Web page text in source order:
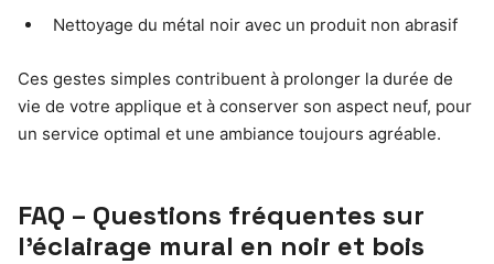
Nettoyage du métal noir avec un produit non abrasif
Ces gestes simples contribuent à prolonger la durée de
vie de votre applique et à conserver son aspect neuf, pour
un service optimal et une ambiance toujours agréable.
FAQ – Questions fréquentes sur
l’éclairage mural en noir et bois